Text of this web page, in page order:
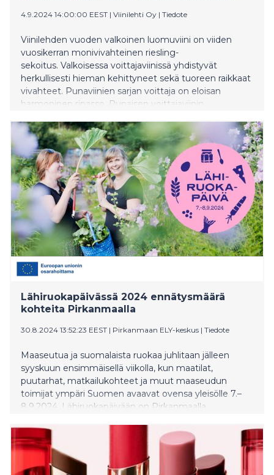
4.9.2024 14:00:00 EEST | Viinilehti Oy | Tiedote
Viinilehden vuoden valkoinen luomuviini on viiden
vuosikerran monivivahteinen riesling-
sekoitus. Valkoisessa voittajaviinissä yhdistyvät
herkullisesti hieman kehittyneet sekä tuoreen raikkaat
vivahteet. Punaviinien sarjan voittaja on eloisan
harmoninen ripasso. Punaisen voittajaviinin
herkisti tuomariston makuhermot.
Lähiruokapäivässä 2024 ennätysmäärä
kohteita Pirkanmaalla
30.8.2024 13:52:23 EEST | Pirkanmaan ELY-keskus | Tiedote
Maaseutua ja suomalaista ruokaa juhlitaan jälleen
syyskuun ensimmäisellä viikolla, kun maatilat,
puutarhat, matkailukohteet ja muut maaseudun
toimijat ympäri Suomen avaavat ovensa yleisölle 7.–
8.9.2024. Lähiruokapäivään on Pirkanmaalla